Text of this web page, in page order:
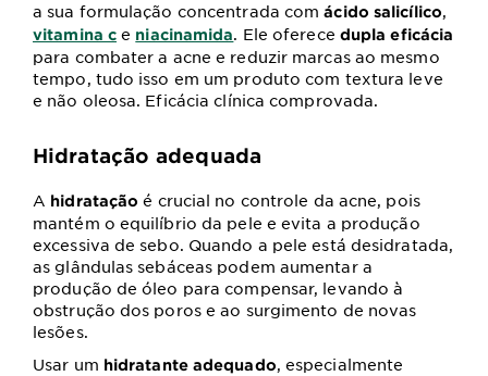
a sua formulação concentrada comácido salicílico,
vitamina c e niacinamida. Ele oferece dupla eficácia
para combater a acne e reduzir marcas ao mesmo
tempo, tudo isso em um produto com textura leve
e não oleosa. Eficácia clínica comprovada.
Hidratação adequada
A hidrataçãoé crucial no controle da acne, pois
mantém o equilíbrio da pele e evita a produção
excessiva de sebo. Quando a pele está desidratada,
as glândulas sebáceas podem aumentar a
produção de óleo para compensar, levando à
obstrução dos poros e ao surgimento de novas
lesões.
Usar um hidratante adequado, especialmente